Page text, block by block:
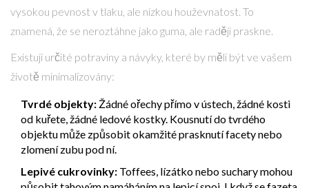
vysokou pevnost v tlaku, ale nízkou houževnatost. To
znamená, že se neroztáhne jako guma, ale raději praskne.
Existují určité potraviny a návyky, které by měli být ve vašem
životě minimalizovány:
Tvrdé objekty: Žádné ořechy přímo v ústech, žádné kosti
od kuřete, žádné ledové kostky. Kousnutí do tvrdého
objektu může způsobit okamžité prasknutí facety nebo
zlomení zubu pod ní.
Lepivé cukrovinky: Toffees, lízátko nebo suchary mohou